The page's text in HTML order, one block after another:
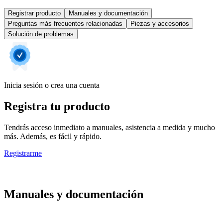
Registrar producto
Manuales y documentación
Preguntas más frecuentes relacionadas
Piezas y accesorios
Solución de problemas
Inicia sesión o crea una cuenta
Registra tu producto
Tendrás acceso inmediato a manuales, asistencia a medida y mucho
más. Además, es fácil y rápido.
Registrarme
Manuales y documentación